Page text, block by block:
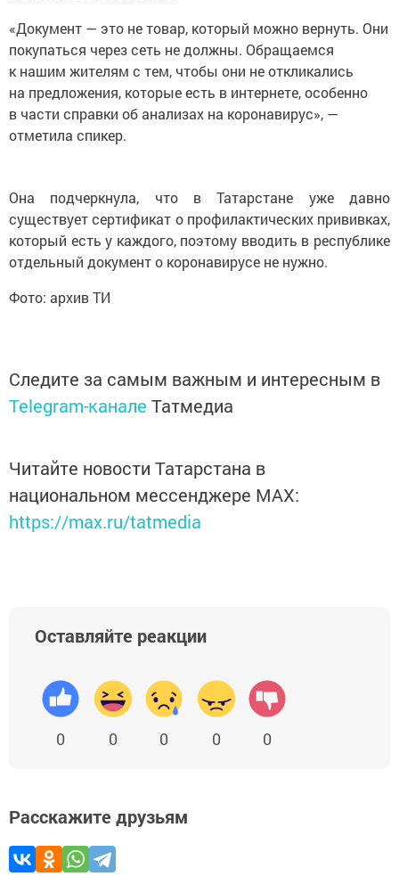
«Документ — это не товар, который можно вернуть. Они
покупаться через сеть не должны. Обращаемся
к нашим жителям с тем, чтобы они не откликались
на предложения, которые есть в интернете, особенно
в части справки об анализах на коронавирус», —
отметила спикер.
Она подчеркнула, что в Татарстане уже давно
существует сертификат о профилактических прививках,
который есть у каждого, поэтому вводить в республике
отдельный документ о коронавирусе не нужно.
Фото: архив ТИ
Следите за самым важным и интересным в
Telegram-канале Татмедиа
Читайте новости Татарстана в
национальном мессенджере MАХ:
https://max.ru/tatmedia
Оставляйте реакции
0 0 0 0 0
Расскажите друзьям